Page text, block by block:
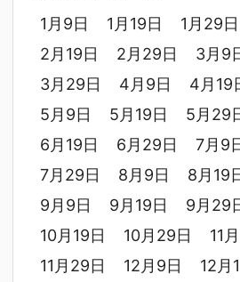
1月9日
1月19日 1月29日
2月19日
2月29日 3月9
3月29日
4月9日 4月19
5月9日
5月19日 5月29
6月19日
6月29日 7月9
7月29日
8月9日 8月19
9月9日
9月19日 9月29
10月19日
10月29日 11
11月29日
12月9日 12月